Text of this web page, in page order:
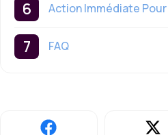
Action Immédiate
FAQ